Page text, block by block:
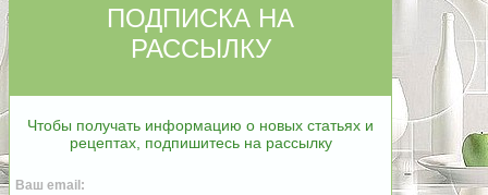
ПОДПИСКА НА
РАССЫЛКУ
Чтобы получать информацию о новых статьях и
рецептах, подпишитесь на рассылку
Ваш email: